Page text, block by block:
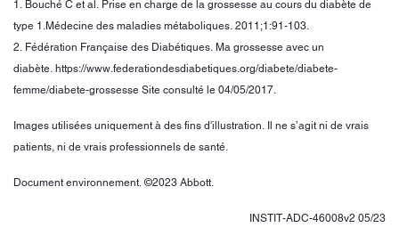
1. Bouché C et al. Prise en charge de la grossesse au cours du diabète de
type 1.Médecine des maladies métaboliques. 2011;1:91-103.
2. Fédération Française des Diabétiques. Ma grossesse avec un
diabète. https://www.federationdesdiabetiques.org/diabete/diabete-
femme/diabete-grossesse Site consulté le 04/05/2017.
Images utilisées uniquement à des fins d'illustration. Il ne s’agit ni de vrais
patients, ni de vrais professionnels de santé.
Document environnement. ©2023 Abbott.
INSTIT-ADC-46008v2 05/23